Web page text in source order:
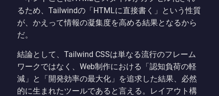
るため、Tailwindの「HTMLに直接書く」という性質
が、かえって情報の凝集度を高める結果となるから
だ。
結論として、Tailwind CSSは単なる流行のフレーム
ワークではなく、Web制作における「認知負荷の軽
減」と「開発効率の最大化」を追求した結果、必然
的に生まれたツールであると言える。レイアウト構